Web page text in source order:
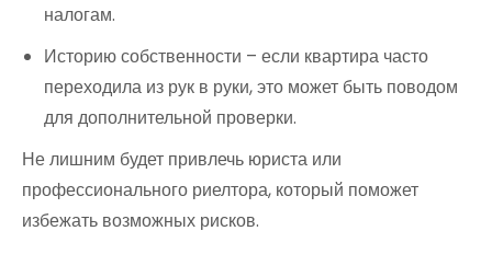
налогам.
Историю собственности – если квартира часто
переходила из рук в руки, это может быть поводом
для дополнительной проверки.
Не лишним будет привлечь юриста или
профессионального риелтора, который поможет
избежать возможных рисков.